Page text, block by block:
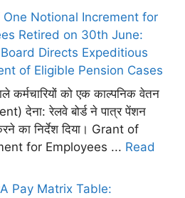
One Notional Increment for
Retired on 30th June:
Directs Expeditious
of Eligible Pension Cases
कर्मचारियों को एक काल्पनिक वेतन
देना: रेलवे बोर्ड ने पात्र पेंशन
का निर्देश दिया। Grant of
for Employees ... Read
Pay Matrix Table: